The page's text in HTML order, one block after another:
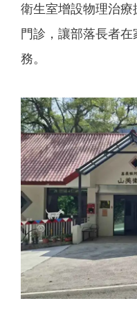
衛生室增設物理治
門診，讓部落長者
務。